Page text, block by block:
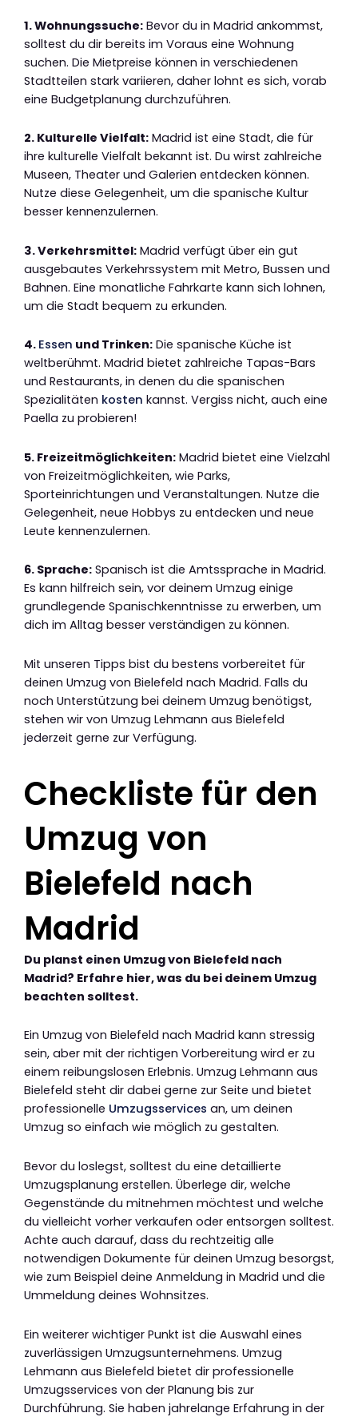
1. Wohnungssuche: Bevor du in Madrid ankommst,
solltest du dir bereits im Voraus eine Wohnung
suchen. Die Mietpreise können in verschiedenen
Stadtteilen stark variieren, daher lohnt es sich, vorab
eine Budgetplanung durchzuführen.
2. Kulturelle Vielfalt: Madrid ist eine Stadt, die für
ihre kulturelle Vielfalt bekannt ist. Du wirst zahlreiche
Museen, Theater und Galerien entdecken können.
Nutze diese Gelegenheit, um die spanische Kultur
besser kennenzulernen.
3. Verkehrsmittel: Madrid verfügt über ein gut
ausgebautes Verkehrssystem mit Metro, Bussen und
Bahnen. Eine monatliche Fahrkarte kann sich lohnen,
um die Stadt bequem zu erkunden.
4. Essen und Trinken: Die spanische Küche ist
weltberühmt. Madrid bietet zahlreiche Tapas-Bars
und Restaurants, in denen du die spanischen
Spezialitäten kosten kannst. Vergiss nicht, auch eine
Paella zu probieren!
5. Freizeitmöglichkeiten: Madrid bietet eine Vielzahl
von Freizeitmöglichkeiten, wie Parks,
Sporteinrichtungen und Veranstaltungen. Nutze die
Gelegenheit, neue Hobbys zu entdecken und neue
Leute kennenzulernen.
6. Sprache: Spanisch ist die Amtssprache in Madrid.
Es kann hilfreich sein, vor deinem Umzug einige
grundlegende Spanischkenntnisse zu erwerben, um
dich im Alltag besser verständigen zu können.
Mit unseren Tipps bist du bestens vorbereitet für
deinen Umzug von Bielefeld nach Madrid. Falls du
noch Unterstützung bei deinem Umzug benötigst,
stehen wir von Umzug Lehmann aus Bielefeld
jederzeit gerne zur Verfügung.
Checkliste für den
Umzug von
Bielefeld nach
Madrid
Du planst einen Umzug von Bielefeld nach
Madrid? Erfahre hier, was du bei deinem Umzug
beachten solltest.
Ein Umzug von Bielefeld nach Madrid kann stressig
sein, aber mit der richtigen Vorbereitung wird er zu
einem reibungslosen Erlebnis. Umzug Lehmann aus
Bielefeld steht dir dabei gerne zur Seite und bietet
professionelle Umzugsservices an, um deinen
Umzug so einfach wie möglich zu gestalten.
Bevor du loslegst, solltest du eine detaillierte
Umzugsplanung erstellen. Überlege dir, welche
Gegenstände du mitnehmen möchtest und welche
du vielleicht vorher verkaufen oder entsorgen solltest.
Achte auch darauf, dass du rechtzeitig alle
notwendigen Dokumente für deinen Umzug besorgst,
wie zum Beispiel deine Anmeldung in Madrid und die
Ummeldung deines Wohnsitzes.
Ein weiterer wichtiger Punkt ist die Auswahl eines
zuverlässigen Umzugsunternehmens. Umzug
Lehmann aus Bielefeld bietet dir professionelle
Umzugsservices von der Planung bis zur
Durchführung. Sie haben jahrelange Erfahrung in der